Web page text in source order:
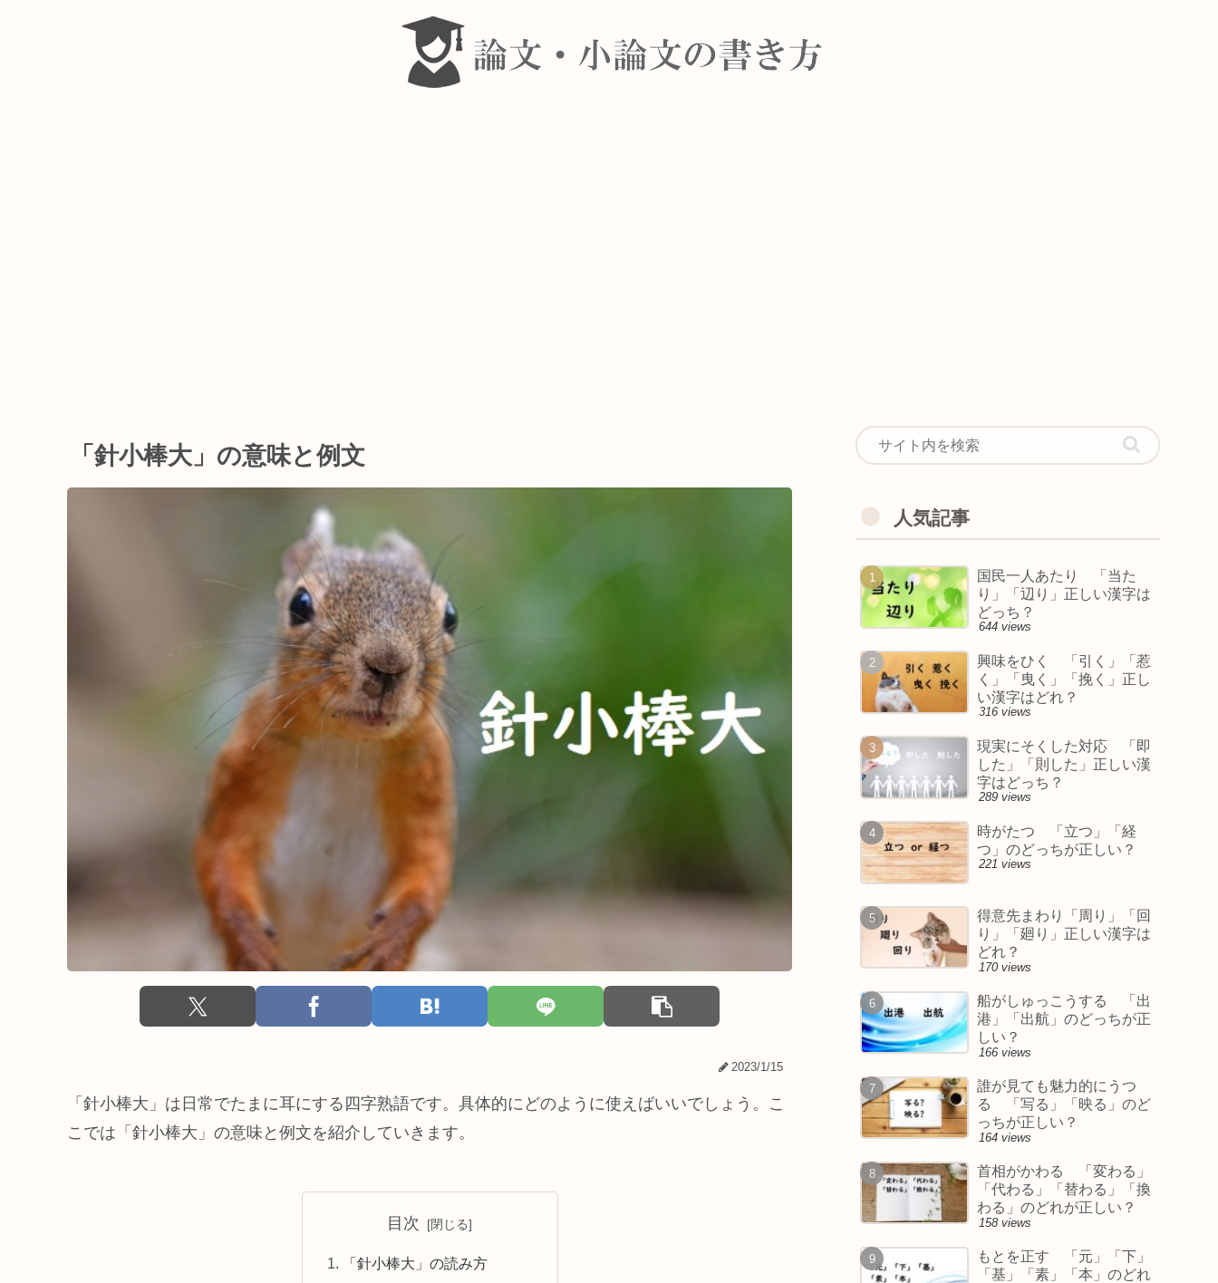
「針小棒大」の意味と例文
2023/1/15
「針小棒大」は日常でたまに耳にする四字熟語です。具体的にどのように使えばいいでしょう。こ
こでは「針小棒大」の意味と例文を紹介していきます。
目次
「針小棒大」の読み方
人気記事
国民一人あたり 「当た
り」「辺り」正しい漢字は
どっち？
644 views
興味をひく 「引く」「惹
く」「曳く」「挽く」正し
い漢字はどれ？
316 views
現実にそくした対応 「即
した」「則した」正しい漢
字はどっち？
289 views
時がたつ 「立つ」「経
つ」のどっちが正しい？
221 views
得意先まわり「周り」「回
り」「廻り」正しい漢字は
どれ？
170 views
船がしゅっこうする 「出
港」「出航」のどっちが正
しい？
166 views
誰が見ても魅力的にうつ
る 「写る」「映る」のど
っちが正しい？
164 views
首相がかわる 「変わる」
「代わる」「替わる」「換
わる」のどれが正しい？
158 views
もとを正す 「元」「下」
「基」「素」「本」のどれ